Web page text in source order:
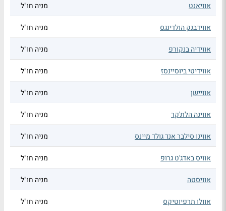
אוויאנט מניה חו"ל
אווידבנק הולדינגס מניה חו"ל
אווידיה בנקורפ מניה חו"ל
אווידיטי ביוסיינסז מניה חו"ל
אוויישן מניה חו"ל
אווינה הלת'קר מניה חו"ל
אווינו סילבר אנד גולד מיינס מניה חו"ל
אוויס באדג'ט גרופ מניה חו"ל
אוויסטה מניה חו"ל
אוולו תרפיוטיקס מניה חו"ל